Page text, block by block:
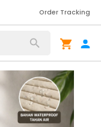
Order Tracking